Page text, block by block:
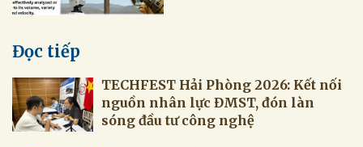
Đọc tiếp
TECHFEST Hải Phòng 2026: Kết nối
nguồn nhân lực ĐMST, đón làn
sóng đầu tư công nghệ